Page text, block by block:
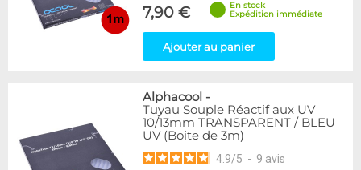
7,90 €
En stock
Expédition immédiate
Ajouter au panier
Alphacool -
Tuyau Souple Réactif aux UV
10/13mm TRANSPARENT / BLEU
UV (Boite de 3m)
4.9/5 - 9 avis